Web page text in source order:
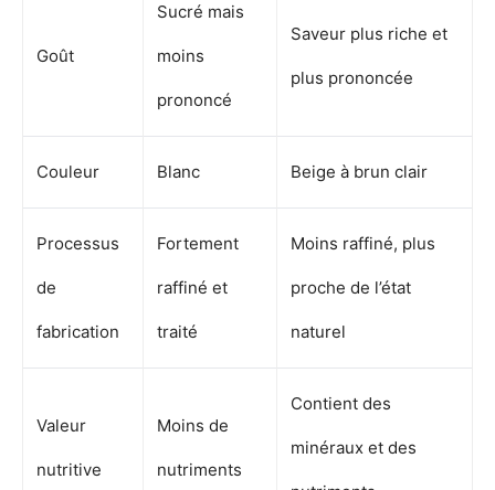
Goût
Sucré mais
moins
prononcé
Saveur plus riche et
plus prononcée
Couleur Blanc Beige à brun clair
Processus
de
fabrication
Fortement
raffiné et
traité
Moins raffiné, plus
proche de l’état
naturel
Valeur
nutritive
Moins de
nutriments
Contient des
minéraux et des